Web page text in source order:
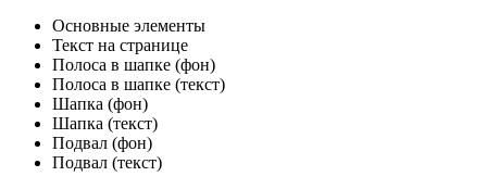
Основные элементы
Текст на странице
Полоса в шапке (фон)
Полоса в шапке (текст)
Шапка (фон)
Шапка (текст)
Подвал (фон)
Подвал (текст)